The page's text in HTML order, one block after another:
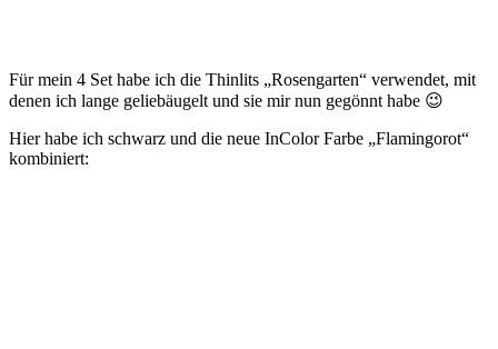
Für mein 4 Set habe ich die Thinlits „Rosengarten“ verwendet, mit
denen ich lange geliebäugelt und sie mir nun gegönnt habe 😉
Hier habe ich schwarz und die neue InColor Farbe „Flamingorot“
kombiniert: